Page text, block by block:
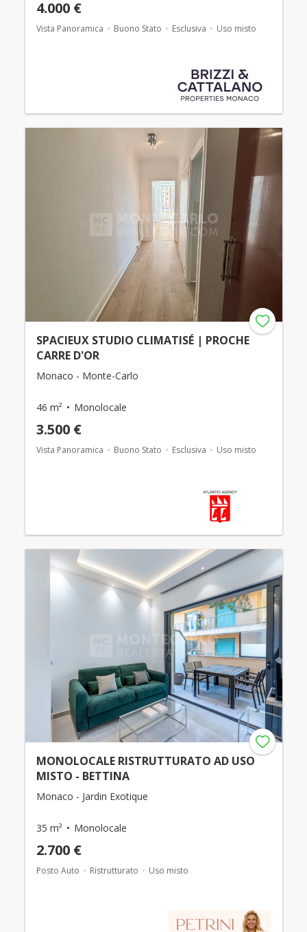
4.000 €
Vista Panoramica Buono Stato Esclusiva Uso misto
SPACIEUX STUDIO CLIMATISÉ | PROCHE
CARRE D'OR
Monaco - Monte-Carlo
46 m² Monolocale
3.500 €
Vista Panoramica Buono Stato Esclusiva Uso misto
MONOLOCALE RISTRUTTURATO AD USO
MISTO - BETTINA
Monaco - Jardin Exotique
35 m² Monolocale
2.700 €
Posto Auto Ristrutturato Uso misto